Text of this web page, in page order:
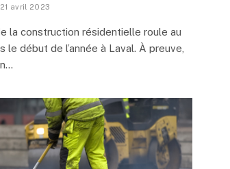
21 avril 2023
la construction résidentielle roule au
le début de l’année à Laval. À preuve,